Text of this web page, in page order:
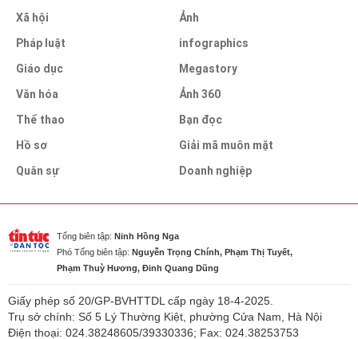
Xã hội
Pháp luật
Giáo dục
Văn hóa
Thể thao
Hồ sơ
Quân sự
Ảnh
infographics
Megastory
Ảnh 360
Bạn đọc
Giải mã muôn mặt
Doanh nghiệp
Tổng biên tập: Ninh Hồng Nga
Phó Tổng biên tập: Nguyễn Trọng Chính, Phạm Thị Tuyết,
Phạm Thuỳ Hương, Đinh Quang Dũng
Giấy phép số 20/GP-BVHTTDL cấp ngày 18-4-2025.
Trụ sở chính: Số 5 Lý Thường Kiệt, phường Cửa Nam, Hà Nội
Điện thoại: 024.38248605/39330336; Fax: 024.38253753